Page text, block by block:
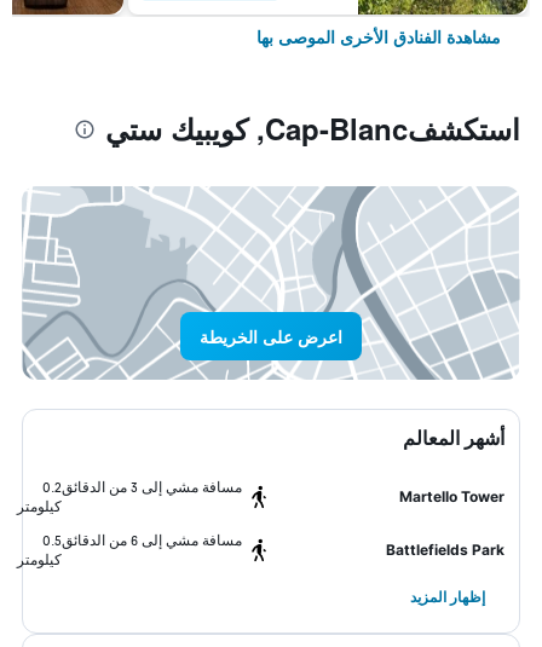
مشاهدة الفنادق الأخرى الموصى بها
استكشفCap-Blanc, كويبيك ستي
اعرض على الخريطة
أشهر المعالم
Martello Tower
مسافة مشي إلى 3 من الدقائق
0.2
كيلومتر
Battlefields Park
مسافة مشي إلى 6 من الدقائق
0.5
كيلومتر
إظهار المزيد